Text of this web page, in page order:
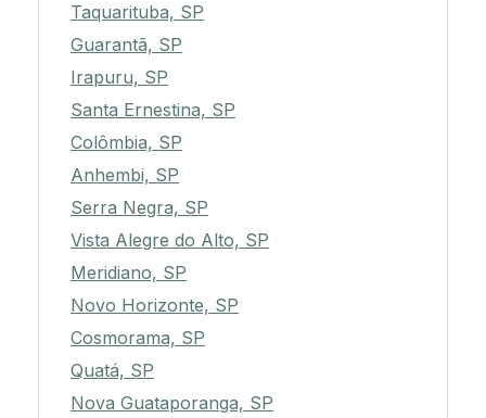
Taquarituba, SP
Guarantã, SP
Irapuru, SP
Santa Ernestina, SP
Colômbia, SP
Anhembi, SP
Serra Negra, SP
Vista Alegre do Alto, SP
Meridiano, SP
Novo Horizonte, SP
Cosmorama, SP
Quatá, SP
Nova Guataporanga, SP